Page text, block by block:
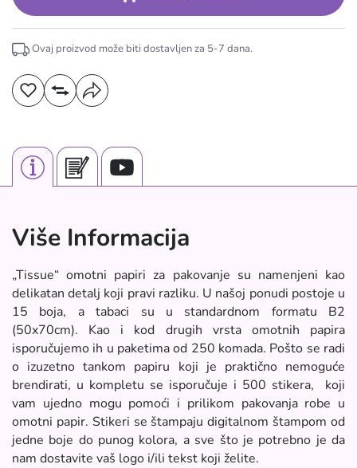
Ovaj proizvod može biti dostavljen za 5-7 dana.
Više Informacija
„Tissue“ omotni papiri za pakovanje su namenjeni kao
delikatan detalj koji pravi razliku. U našoj ponudi postoje u
15 boja, a tabaci su u standardnom formatu B2
(50x70cm). Kao i kod drugih vrsta omotnih papira
isporučujemo ih u paketima od 250 komada. Pošto se radi
o izuzetno tankom papiru koji je praktično nemoguće
brendirati, u kompletu se isporučuje i 500 stikera, koji
vam ujedno mogu pomoći i prilikom pakovanja robe u
omotni papir. Stikeri se štampaju digitalnom štampom od
jedne boje do punog kolora, a sve što je potrebno je da
nam dostavite vaš logo i/ili tekst koji želite.